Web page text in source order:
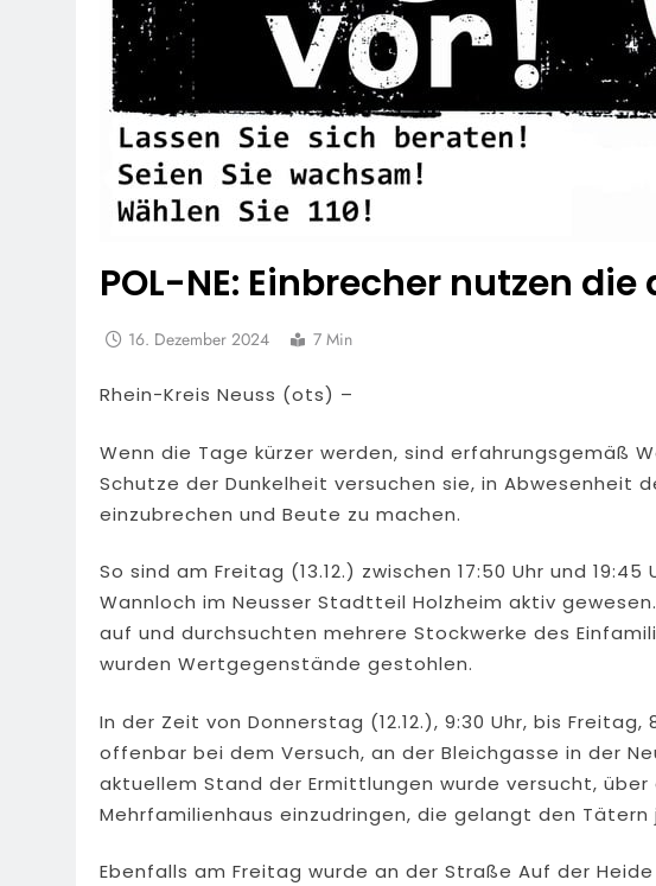
POL-NE: Einbrecher nutzen
16. Dezember 2024 7 Min
Rhein-Kreis Neuss (ots) –
Wenn die Tage kürzer werden, sind erfahrungsgemäß
Schutze der Dunkelheit versuchen sie, in Abwesenheit
einzubrechen und Beute zu machen.
So sind am Freitag (13.12.) zwischen 17:50 Uhr und
Wannloch im Neusser Stadtteil Holzheim aktiv
auf und durchsuchten mehrere Stockwerke des
wurden Wertgegenstände gestohlen.
In der Zeit von Donnerstag (12.12.), 9:30 Uhr, bis
offenbar bei dem Versuch, an der Bleichgasse in der
aktuellem Stand der Ermittlungen wurde versucht, über
Mehrfamilienhaus einzudringen, die gelangt den Tätern
Ebenfalls am Freitag wurde an der Straße Auf der